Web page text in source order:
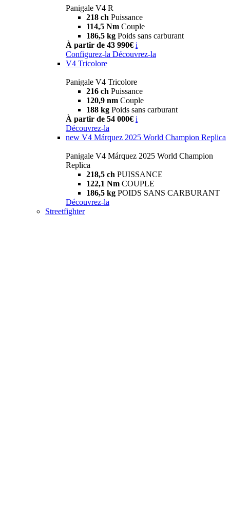
Panigale V4 R
218 ch Puissance
114,5 Nm Couple
186,5 kg Poids sans carburant
À partir de 43 990€ i
Configurez-la Découvrez-la
V4 Tricolore
Panigale V4 Tricolore
216 ch Puissance
120,9 nm Couple
188 kg Poids sans carburant
À partir de 54 000€ i
Découvrez-la
new V4 Márquez 2025 World Champion Replica
Panigale V4 Márquez 2025 World Champion
Replica
218,5 ch PUISSANCE
122,1 Nm COUPLE
186,5 kg POIDS SANS CARBURANT
Découvrez-la
Streetfighter